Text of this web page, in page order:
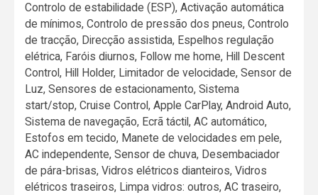
Controlo de estabilidade (ESP), Activação automática
de mínimos, Controlo de pressão dos pneus, Controlo
de tracção, Direcção assistida, Espelhos regulação
elétrica, Faróis diurnos, Follow me home, Hill Descent
Control, Hill Holder, Limitador de velocidade, Sensor de
Luz, Sensores de estacionamento, Sistema
start/stop, Cruise Control, Apple CarPlay, Android Auto,
Sistema de navegação, Ecrã táctil, AC automático,
Estofos em tecido, Manete de velocidades em pele,
AC independente, Sensor de chuva, Desembaciador
de pára-brisas, Vidros elétricos dianteiros, Vidros
elétricos traseiros, Limpa vidros: outros, AC traseiro,